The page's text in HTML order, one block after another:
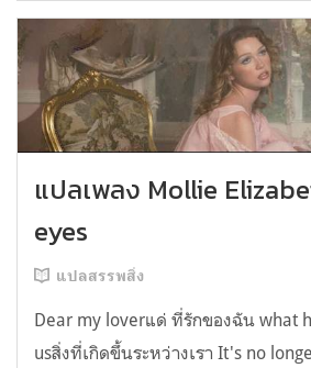
แปลเพลง Mollie
eyes
แปลสรรพสิ่ง
Dear my loverแด่ ที่รักของฉัน what
usสิ่งที่เกิดขึ้นระหว่างเรา It's no